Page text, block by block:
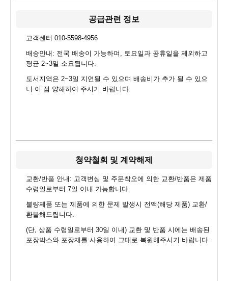
공급관련 정보
고객센터 010-5598-4956
배송안내: 전국 배송이 가능하며, 토요일과 공휴일을 제외하고
평균 2~3일 소요됩니다.
도서지역은 2~3일 지연될 수 있으며 배송비가 추가 될 수 있으
니 이 점 양해하여 주시기 바랍니다.
청약철회 및 계약해제
교환/반품 안내: 고객변심 및 주문착오에 의한 교환/반품은 제품
수령일로부터 7일 이내 가능합니다.
불량제품 또는 제품에 의한 문제 발생시 전액(해당 제품) 교환/
환불해드립니다.
(단, 상품 수령일로부터 30일 이내) 교환 및 반품 시에는 배송된
포장박스와 포장재를 사용하여 그대로 복원해주시기 바랍니다.